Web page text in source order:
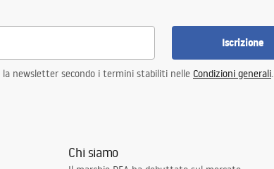
Iscrizione
newsletter secondo i termini stabiliti nelle Condizioni generali.
Chi siamo